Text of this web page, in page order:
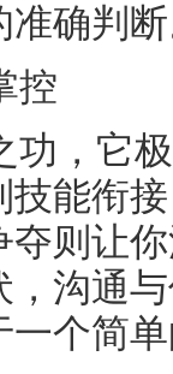
准确判
控
功，它
能衔
夺则让
沟通
个简